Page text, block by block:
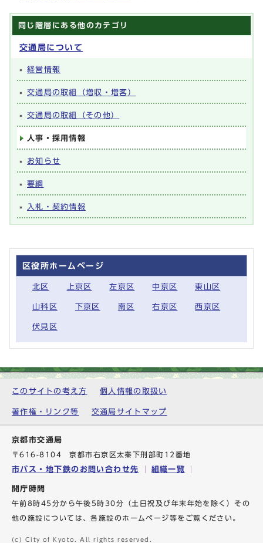
同じ階層にある他のカテゴリ
交通局について
経営情報
交通局の取組（増収・増客）
交通局の取組（その他）
人事・採用情報
お知らせ
要綱
入札・契約情報
区役所ホームページ
北区 上京区 左京区 中京区 東山区
山科区 下京区 南区 右京区 西京区
伏見区
このサイトの考え方 個人情報の取扱い
著作権・リンク等 交通局サイトマップ
京都市交通局
〒616-8104 京都市右京区太秦下刑部町12番地
市バス・地下鉄のお問い合わせ先 組織一覧
開庁時間
午前8時45分から午後5時30分（土日祝及び年末年始を除く）その
他の施設については、各施設のホームページ等をご覧ください。
(c) City of Kyoto. All rights reserved.